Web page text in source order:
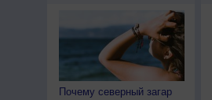
Почему северный загар